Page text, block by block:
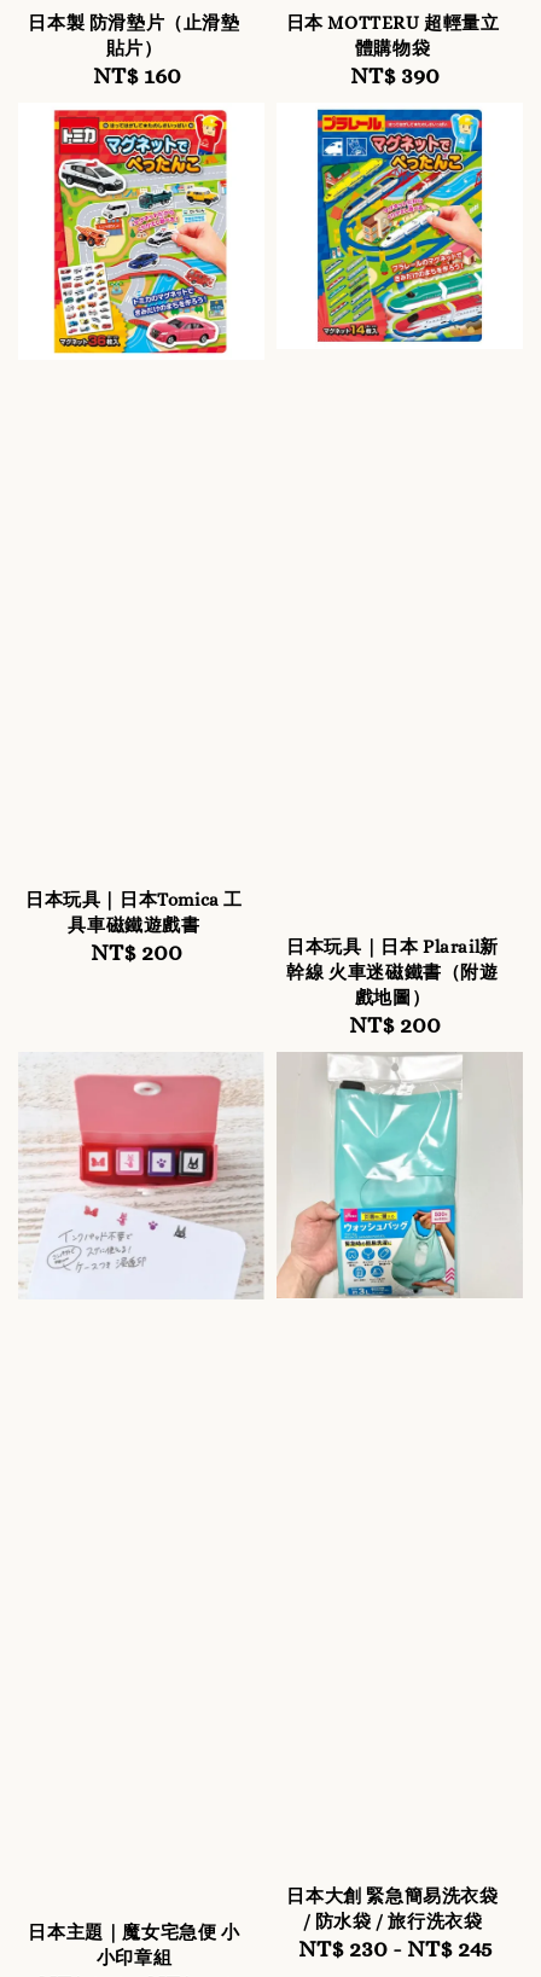
日本製 防滑墊片（止滑墊
貼片）
Regular
price
NT$ 160
日本 MOTTERU 超輕量立
體購物袋
Regular
price
NT$ 390
日本玩具｜日本Tomica 工
具車磁鐵遊戲書
Regular
NT$ 200
日本玩具｜日本 Plarail新
幹線 火車迷磁鐵書（附遊
戲地圖）
Regular
price
NT$ 200
日本主題｜魔女宅急便 小
小印章組
日本大創 緊急簡易洗衣袋
/ 防水袋 / 旅行洗衣袋
Regular
NT$ 230- NT$ 245